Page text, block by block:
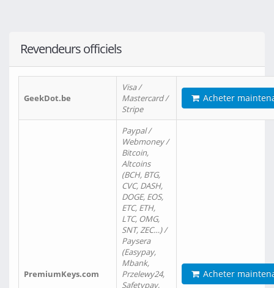
Revendeurs officiels
GeekDot.be
Visa /
Mastercard /
Stripe
Acheter
PremiumKeys.com
Paypal /
Webmoney /
Bitcoin,
Altcoins
(BCH, BTG,
CVC, DASH,
DOGE, EOS,
ETC, ETH,
LTC, OMG,
SNT, ZEC…) /
Paysera
(Easypay,
Mbank,
Przelewy24,
Safetypay,
Acheter